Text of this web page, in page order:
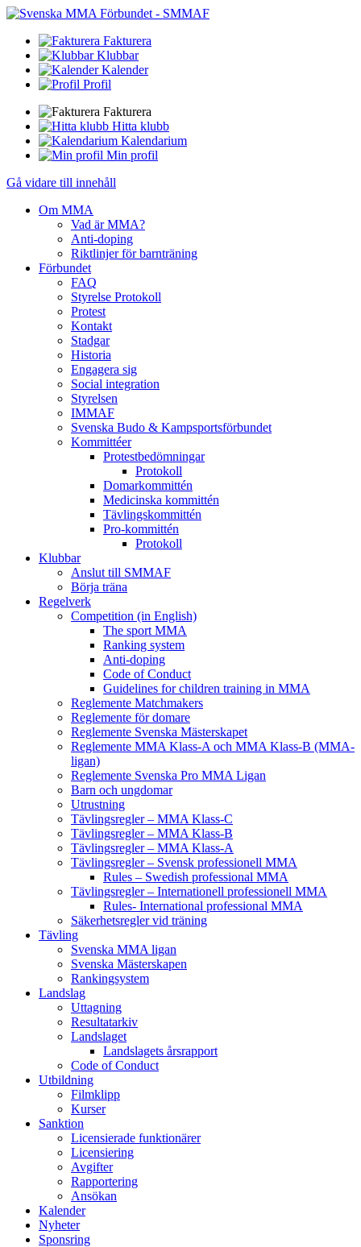
Fakturera
Klubbar
Kalender
Profil
Fakturera
Hitta klubb
Kalendarium
Min profil
Gå vidare till innehåll
Om MMA
Vad är MMA?
Anti-doping
Riktlinjer för barnträning
Förbundet
FAQ
Styrelse Protokoll
Protest
Kontakt
Stadgar
Historia
Engagera sig
Social integration
Styrelsen
IMMAF
Svenska Budo & Kampsportsförbundet
Kommittéer
Protestbedömningar
Protokoll
Domarkommittén
Medicinska kommittén
Tävlingskommittén
Pro-kommittén
Protokoll
Klubbar
Anslut till SMMAF
Börja träna
Regelverk
Competition (in English)
The sport MMA
Ranking system
Anti-doping
Code of Conduct
Guidelines for children training in MMA
Reglemente Matchmakers
Reglemente för domare
Reglemente Svenska Mästerskapet
Reglemente MMA Klass-A och MMA Klass-B (MMA-
ligan)
Reglemente Svenska Pro MMA Ligan
Barn och ungdomar
Utrustning
Tävlingsregler – MMA Klass-C
Tävlingsregler – MMA Klass-B
Tävlingsregler – MMA Klass-A
Tävlingsregler – Svensk professionell MMA
Rules – Swedish professional MMA
Tävlingsregler – Internationell professionell MMA
Rules- International professional MMA
Säkerhetsregler vid träning
Tävling
Svenska MMA ligan
Svenska Mästerskapen
Rankingsystem
Landslag
Uttagning
Resultatarkiv
Landslaget
Landslagets årsrapport
Code of Conduct
Utbildning
Filmklipp
Kurser
Sanktion
Licensierade funktionärer
Licensiering
Avgifter
Rapportering
Ansökan
Kalender
Nyheter
Sponsring